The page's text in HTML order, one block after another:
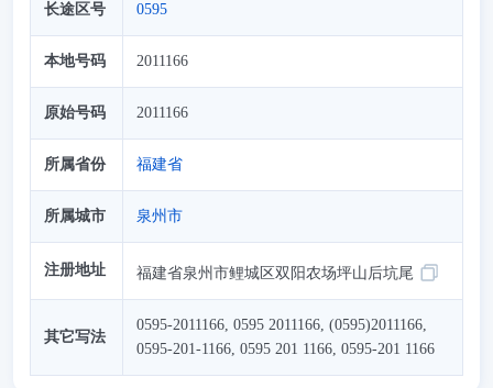
长途区号 0595
本地号码 2011166
原始号码 2011166
所属省份 福建省
所属城市 泉州市
注册地址 福建省泉州市鲤城区双阳农场坪山后坑尾
其它写法
0595-2011166, 0595 2011166, (0595)2011166,
0595-201-1166, 0595 201 1166, 0595-201 1166